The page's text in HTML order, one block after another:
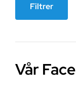
Makspris
Filtrer
Vår